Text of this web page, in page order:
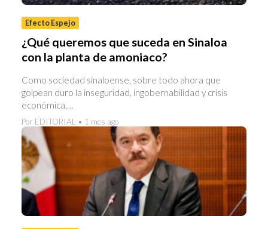
Efecto Espejo
¿Qué queremos que suceda en Sinaloa
con la planta de amoniaco?
Como sociedad sinaloense, sobre todo ahora que
golpean duro la inseguridad, ingobernabilidad y crisis
económica,…
Por EDITORIAL • 1 mes ago